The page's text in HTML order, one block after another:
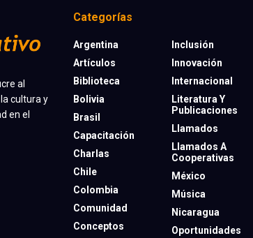
al
cultura y
en el
Categorías
Argentina
Artículos
Biblioteca
Bolivia
Brasil
Capacitación
Charlas
Chile
Colombia
Comunidad
Conceptos
Inclusión
Innovación
Internacional
Literatura Y
Publicaciones
Llamados
Llamados A
Cooperativas
México
Música
Nicaragua
Oportunidades